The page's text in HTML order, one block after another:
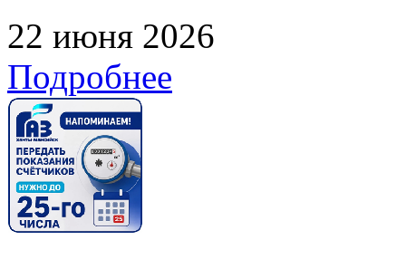
22 июня 2026
Подробнее